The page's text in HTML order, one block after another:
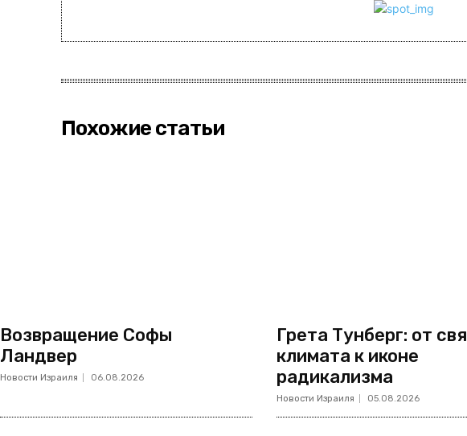
Похожие статьи
Возвращение Софы
Ландвер
Новости Израиля 06.08.2026
Грета Тунберг: от
климата к иконе
радикализма
Новости Израиля 05.08.2026